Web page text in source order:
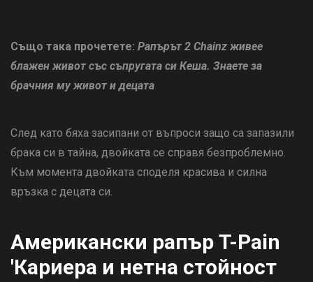
Също така прочетете: Рапърът 2 Chainz живее
блажен живот със съпругата си Кеша. Знаете за
брачния му живот и децата
След като бяха засипани от въпроси защо са запазили
брака си в тайна, двойката се справя безпроблемно.
Към момента двойката споделя красива и силна
връзка с децата си.
Американски рапър T-Pain
'Кариера и нетна стойност